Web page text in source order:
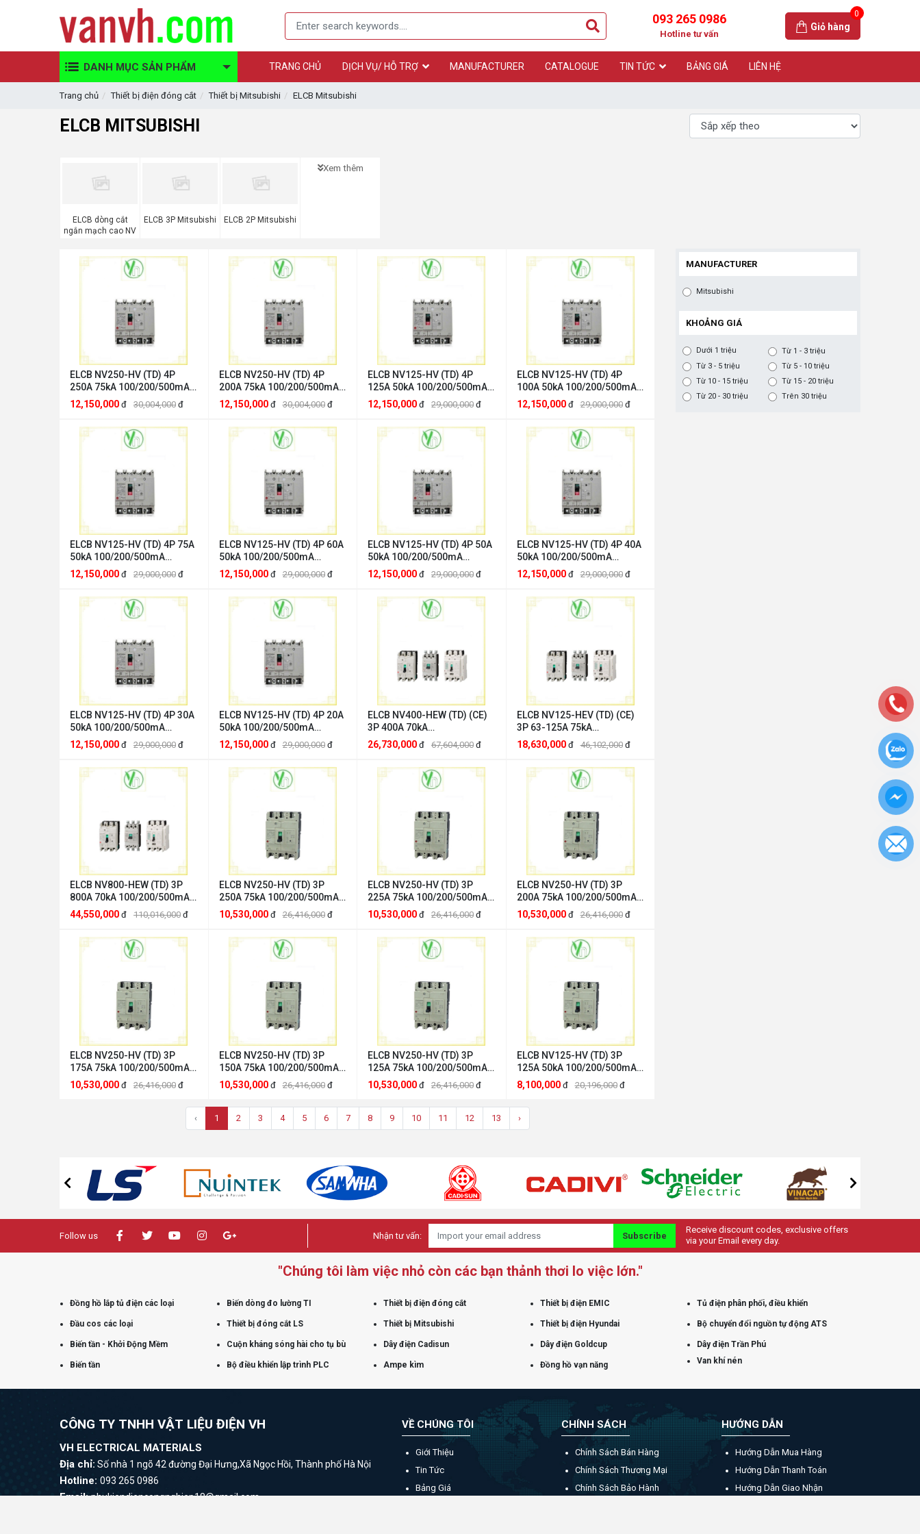
093 265 0986
Hotline tư vấn
0
Giỏ hàng
DANH MỤC SẢN PHẨM TRANG CHỦ DỊCH VỤ/ HỖ TRỢ MANUFACTURER CATALOGUE TIN TỨC BẢNG GIÁ LIÊN HỆ
Trang chủ Thiết bị điện đóng cắt Thiết bị Mitsubishi ELCB Mitsubishi
ELCB MITSUBISHI
ELCB dòng cắt
ngắn mạch cao NV
ELCB 3P Mitsubishi ELCB 2P Mitsubishi
Xem thêm
ELCB NV250-HV (TD) 4P
250A 75kA 100/200/500mA
2DG256A00006F Mitsubishi
Mitsubishi 2DG256A00006F
12,150,000 đ 30,004,000 đ
ELCB NV250-HV (TD) 4P
200A 75kA 100/200/500mA
2DJ254A00008M Mitsubishi
Mitsubishi 2DJ254A00008M
12,150,000 đ 30,004,000 đ
ELCB NV125-HV (TD) 4P
125A 50kA 100/200/500mA
2DG274A0000AQ Mitsubishi
Mitsubishi 2DG274A0000AQ
12,150,000 đ 29,000,000 đ
ELCB NV125-HV (TD) 4P
100A 50kA 100/200/500mA
2DG273A0000AP Mitsubishi
Mitsubishi 2DG273A0000AP
12,150,000 đ 29,000,000 đ
ELCB NV125-HV (TD) 4P 75A
50kA 100/200/500mA
2DG271A00003K Mitsubishi
Mitsubishi 2DG271A00003K
12,150,000 đ 29,000,000 đ
ELCB NV125-HV (TD) 4P 60A
50kA 100/200/500mA
2DG269A00003J Mitsubishi
Mitsubishi 2DG269A00003J
12,150,000 đ 29,000,000 đ
ELCB NV125-HV (TD) 4P 50A
50kA 100/200/500mA
2DG268A0000AN Mitsubishi
Mitsubishi 2DG268A0000AN
12,150,000 đ 29,000,000 đ
ELCB NV125-HV (TD) 4P 40A
50kA 100/200/500mA
2DG267A0000AM Mitsubishi
Mitsubishi 2DG267A0000AM
12,150,000 đ 29,000,000 đ
ELCB NV125-HV (TD) 4P 30A
50kA 100/200/500mA
2DG265A00009 Mitsubishi
Mitsubishi 2DG265A00009
12,150,000 đ 29,000,000 đ
ELCB NV125-HV (TD) 4P 20A
50kA 100/200/500mA
2DG264A0000AL Mitsubishi
Mitsubishi 2DG264A0000AL
12,150,000 đ 29,000,000 đ
ELCB NV400-HEW (TD) (CE)
3P 400A 70kA
100/200/500mA
2GK326B00002D Mitsubishi
26,730,000 đ 67,604,000 đ
ELCB NV125-HEV (TD) (CE)
3P 63-125A 75kA
100/200/500mA
2DH126C00000B Mitsubishi
18,630,000 đ 46,102,000 đ
ELCB NV800-HEW (TD) 3P
800A 70kA 100/200/500mA
2GM316A000009 Mitsubishi
Mitsubishi 2GM316A000009
44,550,000 đ 110,016,000 đ
ELCB NV250-HV (TD) 3P
250A 75kA 100/200/500mA
2DJ226A000029 Mitsubishi
Mitsubishi 2DJ226A000029
10,530,000 đ 26,416,000 đ
ELCB NV250-HV (TD) 3P
225A 75kA 100/200/500mA
2DJ225A000075 Mitsubishi
Mitsubishi 2DJ225A000075
10,530,000 đ 26,416,000 đ
ELCB NV250-HV (TD) 3P
200A 75kA 100/200/500mA
2DJ224A00005T Mitsubishi
Mitsubishi 2DJ224A00005T
10,530,000 đ 26,416,000 đ
ELCB NV250-HV (TD) 3P
175A 75kA 100/200/500mA
2DJ223A000074 Mitsubishi
Mitsubishi 2DJ223A000074
10,530,000 đ 26,416,000 đ
ELCB NV250-HV (TD) 3P
150A 75kA 100/200/500mA
2DJ222A000073 Mitsubishi
Mitsubishi 2DJ222A000073
10,530,000 đ 26,416,000 đ
ELCB NV250-HV (TD) 3P
125A 75kA 100/200/500mA
2DJ221A000072 Mitsubishi
Mitsubishi 2DJ221A000072
10,530,000 đ 26,416,000 đ
ELCB NV125-HV (TD) 3P
125A 50kA 100/200/500mA
2DG237A0000AG Mitsubishi
Mitsubishi 2DG237A0000AG
8,100,000 đ 20,196,000 đ
‹ 1 2 3 4 5 6 7 8 9 10 11 12 13 ›
MANUFACTURER
Mitsubishi
KHOẢNG GIÁ
Dưới 1 triệu
Từ 1 - 3 triệu
Từ 3 - 5 triệu
Từ 5 - 10 triệu
Từ 10 - 15 triệu
Từ 15 - 20 triệu
Từ 20 - 30 triệu
Trên 30 triệu
Follow us Nhận tư vấn: Subscribe
Receive discount codes, exclusive offers
via your Email every day.
"Chúng tôi làm việc nhỏ còn các bạn thảnh thơi lo việc lớn."
Đồng hồ lắp tủ điện các loại Biến dòng đo lường TI Thiết bị điện đóng cắt Thiết bị điện EMIC Tủ điện phân phối, điều khiển
Đầu cos các loại Thiết bị đóng cắt LS Thiết bị Mitsubishi Thiết bị điện Hyundai Bộ chuyển đổi nguồn tự động ATS
Biến tần - Khởi Động Mềm Cuộn kháng sóng hài cho tụ bù Dây điện Cadisun Dây điện Goldcup Dây điện Trần Phú
Biến tần Bộ điều khiển lập trình PLC Ampe kìm Đồng hồ vạn năng Van khí nén
CÔNG TY TNHH VẬT LIỆU ĐIỆN VH
VH ELECTRICAL MATERIALS
Địa chỉ: Số nhà 1 ngõ 42 đường Đại Hưng,Xã Ngọc Hồi, Thành phố Hà Nội
Hotline: 093 265 0986
Email:phukiendiencongnghiep18@gmail.com
VỀ CHÚNG TÔI
Giới Thiệu
Tin Tức
Bảng Giá
CHÍNH SÁCH
Chính Sách Bán Hàng
Chính Sách Thương Mại
Chính Sách Bảo Hành
HƯỚNG DẪN
Hướng Dẫn Mua Hàng
Hướng Dẫn Thanh Toán
Hướng Dẫn Giao Nhận